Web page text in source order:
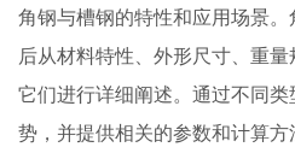
角钢与槽钢的特性和应用场景
后从材料特性、外形尺寸、重
它们进行详细阐述。通过不同
势，并提供相关的参数和计算